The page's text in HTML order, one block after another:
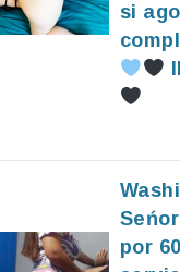
si
por 60